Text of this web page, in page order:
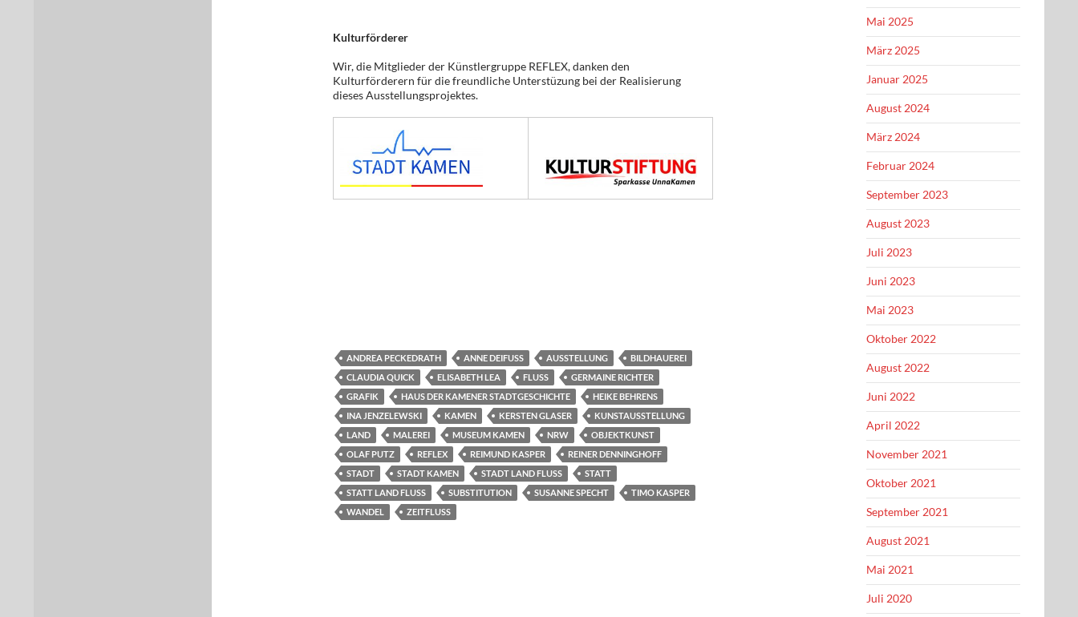
Kulturförderer
Wir, die Mitglieder der Künstlergruppe REFLEX, danken den
Kulturförderern für die freundliche Unterstüzung bei der Realisierung
dieses Ausstellungsprojektes.
ANDREA PECKEDRATH ANNE DEIFUSS AUSSTELLUNG
BILDHAUEREI
CLAUDIA QUICK
ELISABETH LEA FLUSS
GERMAINE RICHTER
GRAFIK
HAUS DER KAMENER STADTGESCHICHTE
HEIKE BEHRENS
INA JENZELEWSKI
KAMEN KERSTEN GLASER
KUNSTAUSSTELLUNG
LAND
MALEREI MUSEUM KAMEN NRW
OBJEKTKUNST
OLAF PUTZ
REFLEX REIMUND KASPER
REINER DENNINGHOFF
STADT
STADT KAMEN STADT LAND FLUSS
STATT
STATT LAND FLUSS
SUBSTITUTION SUSANNE SPECHT
TIMO KASPER
WANDEL
ZEITFLUSS
Mai 2025
März 2025
Januar 2025
August 2024
März 2024
Februar 2024
September 2023
August 2023
Juli 2023
Juni 2023
Mai 2023
Oktober 2022
August 2022
Juni 2022
April 2022
November 2021
Oktober 2021
September 2021
August 2021
Mai 2021
Juli 2020